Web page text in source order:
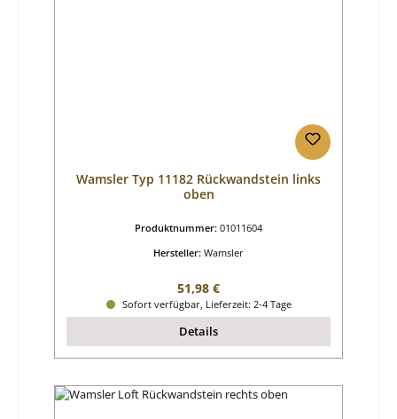
Wamsler Typ 11182 Rückwandstein links
oben
Produktnummer: 01011604
Hersteller: Wamsler
Regulärer Preis:
51,98 €
Sofort verfügbar, Lieferzeit: 2-4 Tage
Details